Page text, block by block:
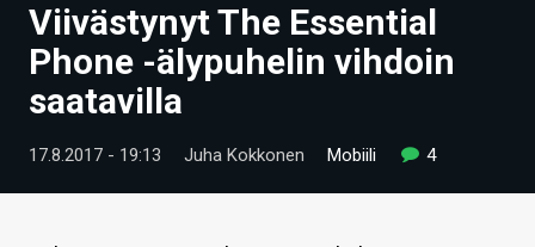
UUTISET
ARTIKKELIT
VIDEOT
TECHBBS
Viivästynyt The Essential
Phone -älypuhelin vihdoin
saatavilla
17.8.2017 - 19:13 Juha Kokkonen Mobiili 4